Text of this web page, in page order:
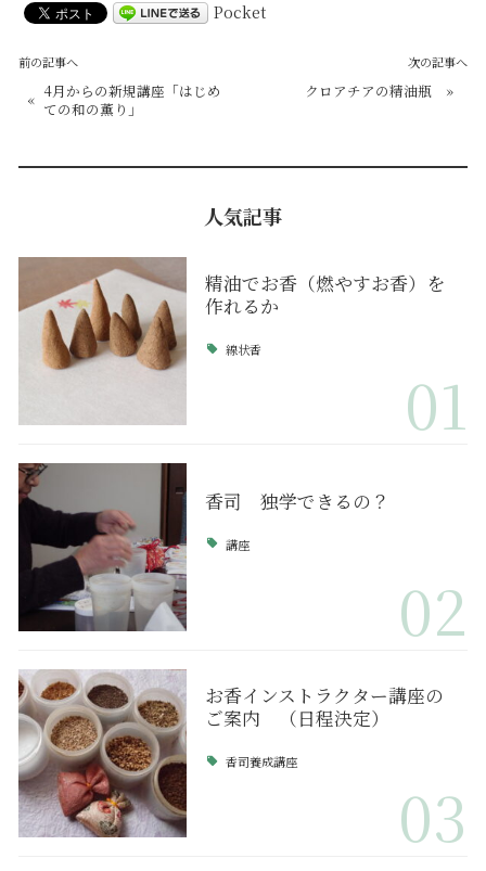
Pocket
前の記事へ
« 4月からの新規講座「はじめ
ての和の薫り」
次の記事へ
クロアチアの精油瓶 »
人気記事
精油でお香（燃やすお香）を
作れるか
線状香
01
香司 独学できるの？
講座
02
お香インストラクター講座の
ご案内 （日程決定）
香司養成講座
03